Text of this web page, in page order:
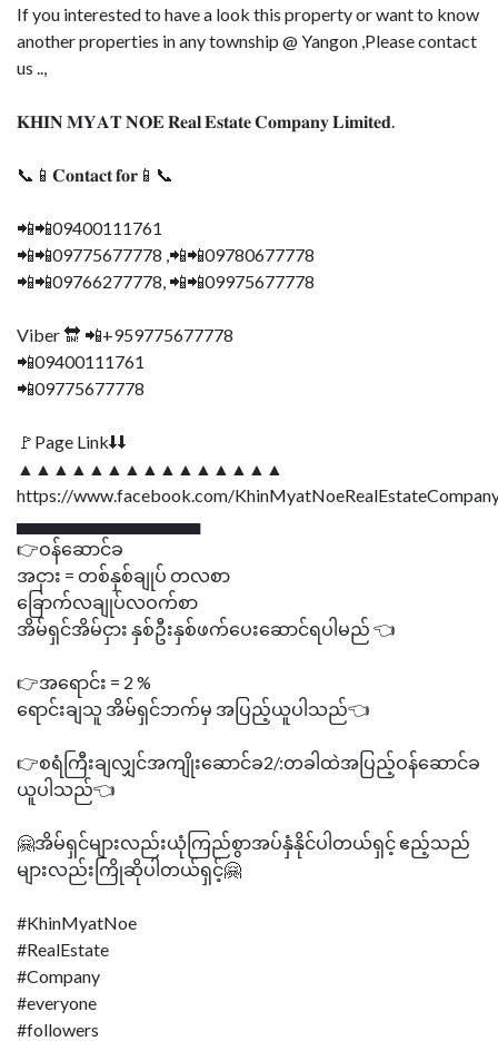
If you interested to have a look this property or want to know
another properties in any township @ Yangon ,Please contact
us ..,
𝐊𝐇𝐈𝐍 𝐌𝐘𝐀𝐓 𝐍𝐎𝐄 𝐑𝐞𝐚𝐥 𝐄𝐬𝐭𝐚𝐭𝐞 𝐂𝐨𝐦𝐩𝐚𝐧𝐲 𝐋𝐢𝐦𝐢𝐭𝐞𝐝.
📞📱𝐂𝐨𝐧𝐭𝐚𝐜𝐭 𝐟𝐨𝐫📱📞
📲📲09400111761
📲📲09775677778 ,📲📲09780677778
📲📲09766277778, 📲📲09975677778
Viber 🔛 📲+959775677778
📲09400111761
📲09775677778
🚩Page Link⬇⬇
▲▲▲▲▲▲▲▲▲▲▲▲▲▲▲
https://www.facebook.com/
▄▄▄▄▄▄▄▄▄▄▄▄▄▄▄
👉ဝန်ဆောင်ခ
အငှား = တစ်နှစ်ချုပ် တလစာ
ခြောက်လချုပ်လဝက်စာ
အိမ်ရှင်အိမ်ငှား နှစ်ဦးနှစ်ဖက်ပေးဆောင်ရပါမည် 👈
👉အရောင်း = 2 %
ရောင်းချသူ အိမ်ရှင်ဘက်မှ အပြည့်ယူပါသည်👈
👉စရံကြီးချလျှင်အကျိုးဆောင်ခ2/:တခါထဲအပြည့်ဝန်ဆောင်ခ
ယူပါသည်👈
🤗အိမ်ရှင်များလည်းယုံကြည်စွာအပ်နှံနိုင်ပါတယ်ရှင့် ဧည့်သည်
များလည်းကြိုဆိုပါတယ်ရှင့်🤗
#KhinMyatNoe
#RealEstate
#Company
#everyone
#followers